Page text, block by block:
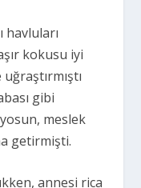
havluları
kokusu iyi
gibi
meslek
getirmişti.
annesi rica